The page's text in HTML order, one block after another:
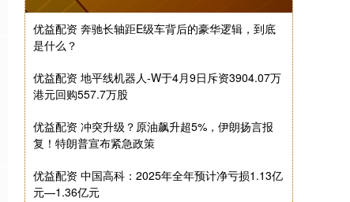
优益配资 奔驰长轴距E级车背后的豪华逻辑，到底
是什么？
优益配资 地平线机器人-W于4月9日斥资3904.07万
港元回购557.7万股
优益配资 冲突升级？原油飙升超5%，伊朗扬言报
复！特朗普宣布紧急政策
优益配资 中国高科：2025年全年预计净亏损1.13亿
元—1.36亿元